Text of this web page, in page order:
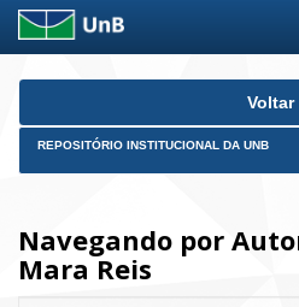
Skip
Voltar
REPOSITÓRIO INSTITUCIONAL DA UNB
Navegando por
Mara Reis